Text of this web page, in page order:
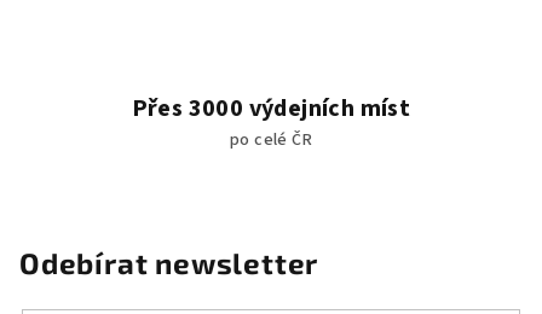
Přes 3000 výdejních míst
po celé ČR
Odebírat newsletter